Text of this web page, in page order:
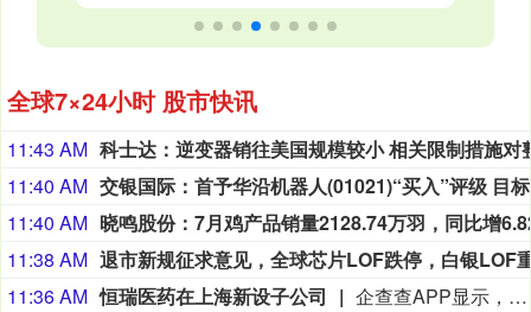
全球7×24小时 股市快讯
11:43 AM
11:40 AM
11:40 AM
11:38 AM
11:36 AM 恒瑞医药在上海新设子公司
企查查APP显示，近日，恒瑞远核（上海）医药有限公司成立，法定代表人为卢韵，注册资本为5000万元，经营范围包含药品生产；药品委托生产；药品零售；药品进出口等。企查查股权穿透显示，该公司由恒瑞医药全资持股。